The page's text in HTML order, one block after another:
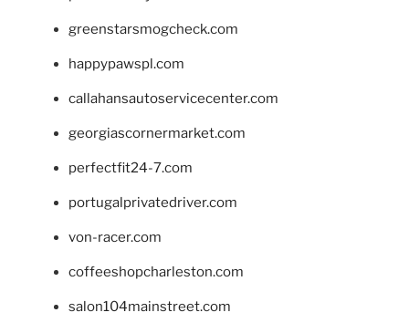
greenstarsmogcheck.com
happypawspl.com
callahansautoservicecenter.com
georgiascornermarket.com
perfectfit24-7.com
portugalprivatedriver.com
von-racer.com
coffeeshopcharleston.com
salon104mainstreet.com